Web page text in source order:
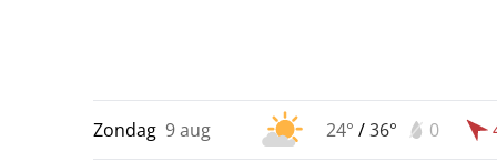
Zondag 9 aug 24° /36° 0